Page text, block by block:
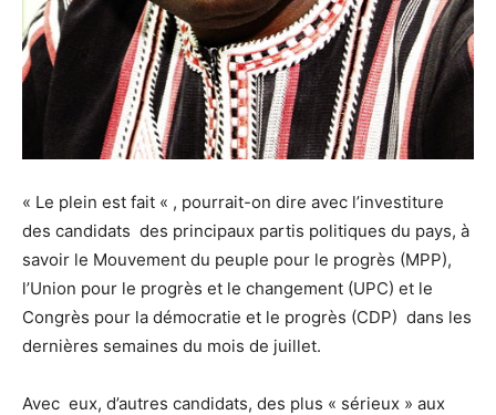
« Le plein est fait « , pourrait-on dire avec l’investiture
des candidats des principaux partis politiques du pays, à
savoir le Mouvement du peuple pour le progrès (MPP),
l’Union pour le progrès et le changement (UPC) et le
Congrès pour la démocratie et le progrès (CDP) dans les
dernières semaines du mois de juillet.
Avec eux, d’autres candidats, des plus « sérieux » aux